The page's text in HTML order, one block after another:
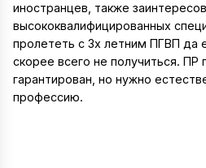
иностранцев, также
высококвалифицированных
пролететь с 3х летним ПГВП да
скорее всего не получиться. ПР
гарантирован, но нужно
профессию.